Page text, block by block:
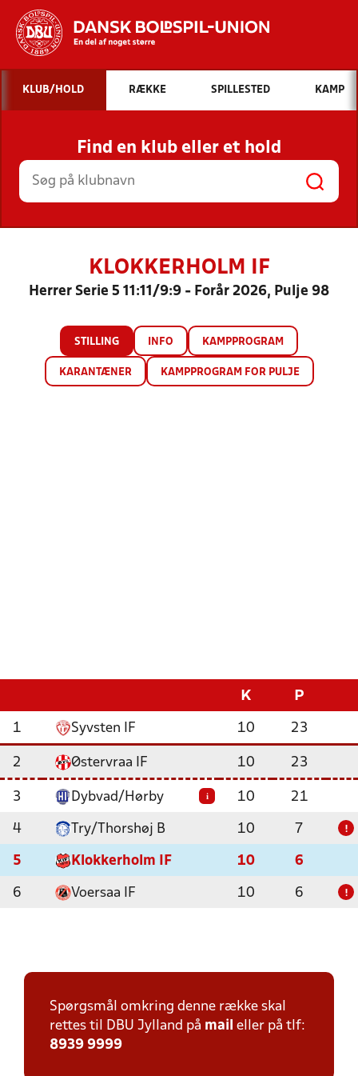
Hvad vil du søge efter?
INDHOLD OG NYHEDER
STILLINGER, RESULTATER, KLUBBER OG
HOLD
KLUB/HOLD RÆKKE SPILLESTED KAMP
Find en klub eller et hold
KLOKKERHOLM IF
Herrer Serie 5 11:11/9:9 - Forår 2026, Pulje 98
STILLING INFO KAMPPROGRAM
KARANTÆNER KAMPPROGRAM FOR PULJE
K P
1 Syvsten IF 10 23
2 Østervraa IF 10 23
3 Dybvad/Hørby i 10 21
4 Try/Thorshøj B 10 7 !
5 Klokkerholm IF 10 6
6 Voersaa IF 10 6 !
Spørgsmål omkring denne række skal
rettes til DBU Jylland på mail eller på tlf:
8939 9999